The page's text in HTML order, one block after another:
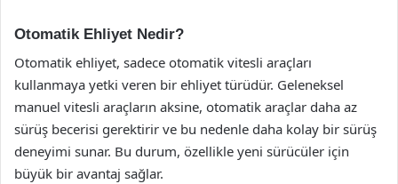
Otomatik Ehliyet Nedir?
Otomatik ehliyet, sadece otomatik vitesli araçları
kullanmaya yetki veren bir ehliyet türüdür. Geleneksel
manuel vitesli araçların aksine, otomatik araçlar daha az
sürüş becerisi gerektirir ve bu nedenle daha kolay bir sürüş
deneyimi sunar. Bu durum, özellikle yeni sürücüler için
büyük bir avantaj sağlar.